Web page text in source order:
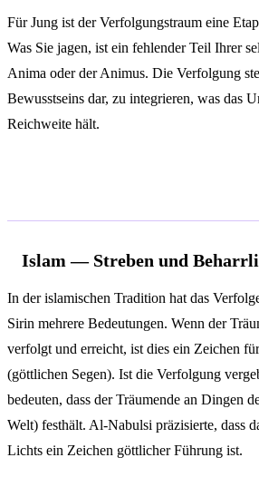
Für Jung ist der Verfolgungstraum eine
Was Sie jagen, ist ein fehlender Teil Ihrer
Anima oder der Animus. Die Verfolgung
Bewusstseins dar, zu integrieren, was das
Reichweite hält.
Islam — Streben und
In der islamischen Tradition hat das
Sirin mehrere Bedeutungen. Wenn der
verfolgt und erreicht, ist dies ein Zeichen
(göttlichen Segen). Ist die Verfolgung
bedeuten, dass der Träumende an Dingen
Welt) festhält. Al-Nabulsi präzisierte, dass
Lichts ein Zeichen göttlicher Führung ist.